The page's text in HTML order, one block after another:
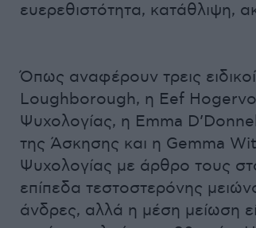
ευερεθιστότητα, κατάθλιψη,
Όπως αναφέρουν τρεις
Loughborough, η Eef
Ψυχολογίας, η Emma
της Άσκησης και η Gemma
Ψυχολογίας με άρθρο τους
επίπεδα τεστοστερόνης
άνδρες, αλλά η μέση μείωση